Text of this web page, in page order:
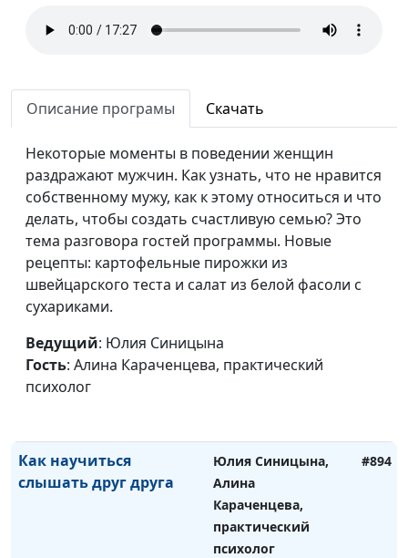
Описание програмы Скачать
Некоторые моменты в поведении женщин
раздражают мужчин. Как узнать, что не нравится
собственному мужу, как к этому относиться и что
делать, чтобы создать счастливую семью? Это
тема разговора гостей программы. Новые
рецепты: картофельные пирожки из
швейцарского теста и салат из белой фасоли с
сухариками.
Ведущий: Юлия Синицына
Гость: Алина Караченцева, практический
психолог
психолог
Как справиться с
завистью и начать
радоваться успехам
других
Юлия Синицына,
Алина Караченцева,
практический
психолог
Как отпустить прошлое
Юлия Синицына,
Алина Караченцева,
Как сохранить
молодость и красоту
Юлия Синицына,
Алина Караченцева,
Как научиться
слышать друг друга
Юлия Синицына,
Алина
Караченцева,
практический
психолог
#894